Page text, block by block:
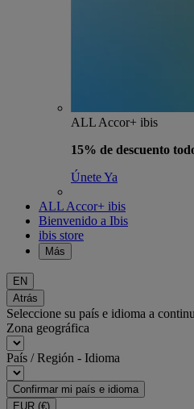
ALL Accor+ ibis
15% de descuento
Únete Ya
ALL Accor+ ibis
Bienvenido a Ibis
ibis store
Más
EN
Atrás
Seleccione su país e idioma a
Zona geográfica
País / Región - Idioma
Confirmar mi país e idioma
EUR (€)